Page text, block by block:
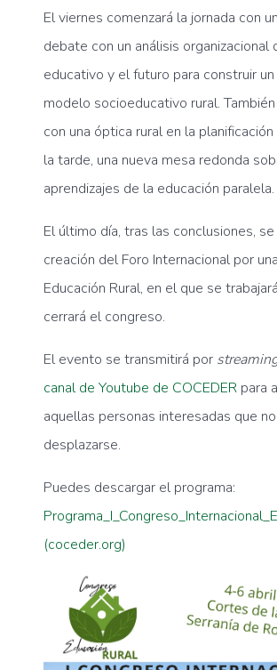
El viernes comenzará la jornada con
debate con un análisis organizacional
educativo y el futuro para construir
modelo socioeducativo rural.
con una óptica rural en la
la tarde, una nueva mesa redonda
aprendizajes de la educación paralela.
El último día, tras las conclusiones,
creación del Foro Internacional por
Educación Rural, en el que se
cerrará el congreso.
El evento se transmitirá por
canal de Youtube de COCEDER para
aquellas personas interesadas que
desplazarse.
Puedes descargar el programa:
(coceder.org)